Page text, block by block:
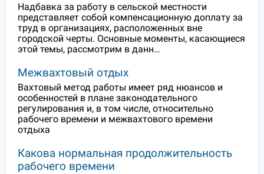
Надбавка за работу в сельской местности
представляет собой компенсационную доплату за
труд в организациях, расположенных вне
городской черты. Основные моменты, касающиеся
этой темы, рассмотрим в данн…
Межвахтовый отдых
Вахтовый метод работы имеет ряд нюансов и
особенностей в плане законодательного
регулирования и, в том числе, относительно
рабочего времени и межвахтового времени
отдыха
Какова нормальная продолжительность
рабочего времени